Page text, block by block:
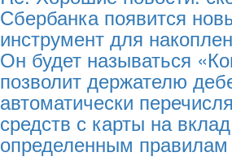
Сбербанка появится
инструмент для
Он будет называться
позволит держателю
автоматически
средств с карты на
определенным правилам